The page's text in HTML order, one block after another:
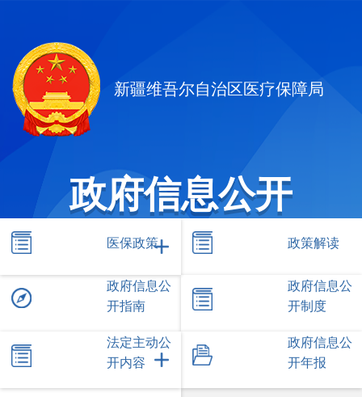
新疆维吾尔自治区医疗保障局
政府信息公开
医保政策 政策解读
政府信息公
开指南
政府信息公
开制度
法定主动公
开内容
政府信息公
开年报